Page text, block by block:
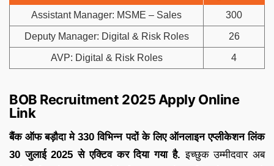
Assistant Manager: MSME – Sales 300
Deputy Manager: Digital & Risk Roles 26
AVP: Digital & Risk Roles 4
BOB Recruitment 2025 Apply Online
Link
बैंक ऑफ बड़ौदा मे 330 विभिन्न पदों के लिए ऑनलाइन एप्लीकेशन लिंक
30 जुलाई 2025 से एक्टिव कर दिया गया है. इच्छुक उम्मीदवार अब